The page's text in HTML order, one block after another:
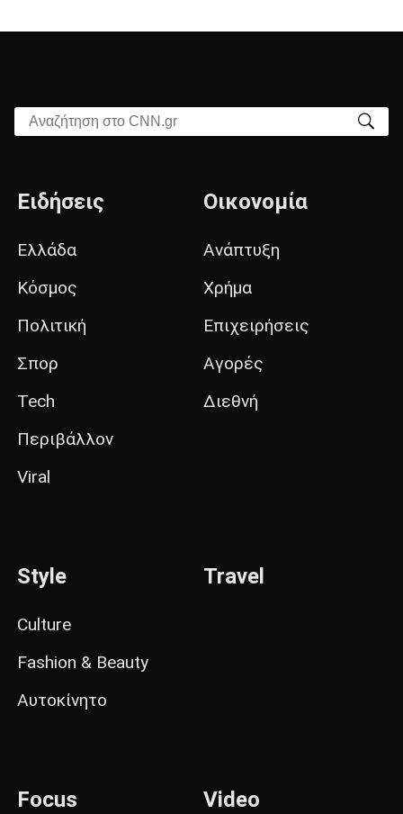
Αναζήτηση στο CNN.gr
Ειδήσεις
Ελλάδα
Κόσμος
Πολιτική
Σπορ
Tech
Περιβάλλον
Viral
Οικονομία
Ανάπτυξη
Χρήμα
Επιχειρήσεις
Αγορές
Διεθνή
Style
Culture
Fashion & Beauty
Αυτοκίνητο
Travel
Focus Video